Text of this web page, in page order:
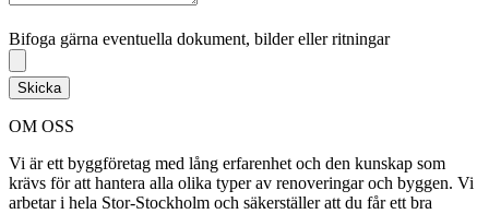
Bifoga gärna eventuella dokument, bilder eller ritningar
Skicka
OM OSS
Vi är ett byggföretag med lång erfarenhet och den kunskap som
krävs för att hantera alla olika typer av renoveringar och byggen. Vi
arbetar i hela Stor-Stockholm och säkerställer att du får ett bra